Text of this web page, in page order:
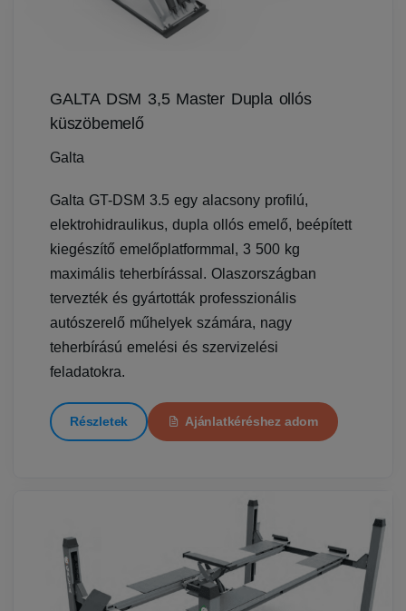
GALTA DSM 3,5 Master Dupla ollós
küszöbemelő
Galta
Galta GT-DSM 3.5 egy alacsony profilú,
elektrohidraulikus, dupla ollós emelő, beépített
kiegészítő emelőplatformmal, 3 500 kg
maximális teherbírással. Olaszországban
tervezték és gyártották professzionális
autószerelő műhelyek számára, nagy
teherbírású emelési és szervizelési
feladatokra.
Részletek Ajánlatkéréshez adom